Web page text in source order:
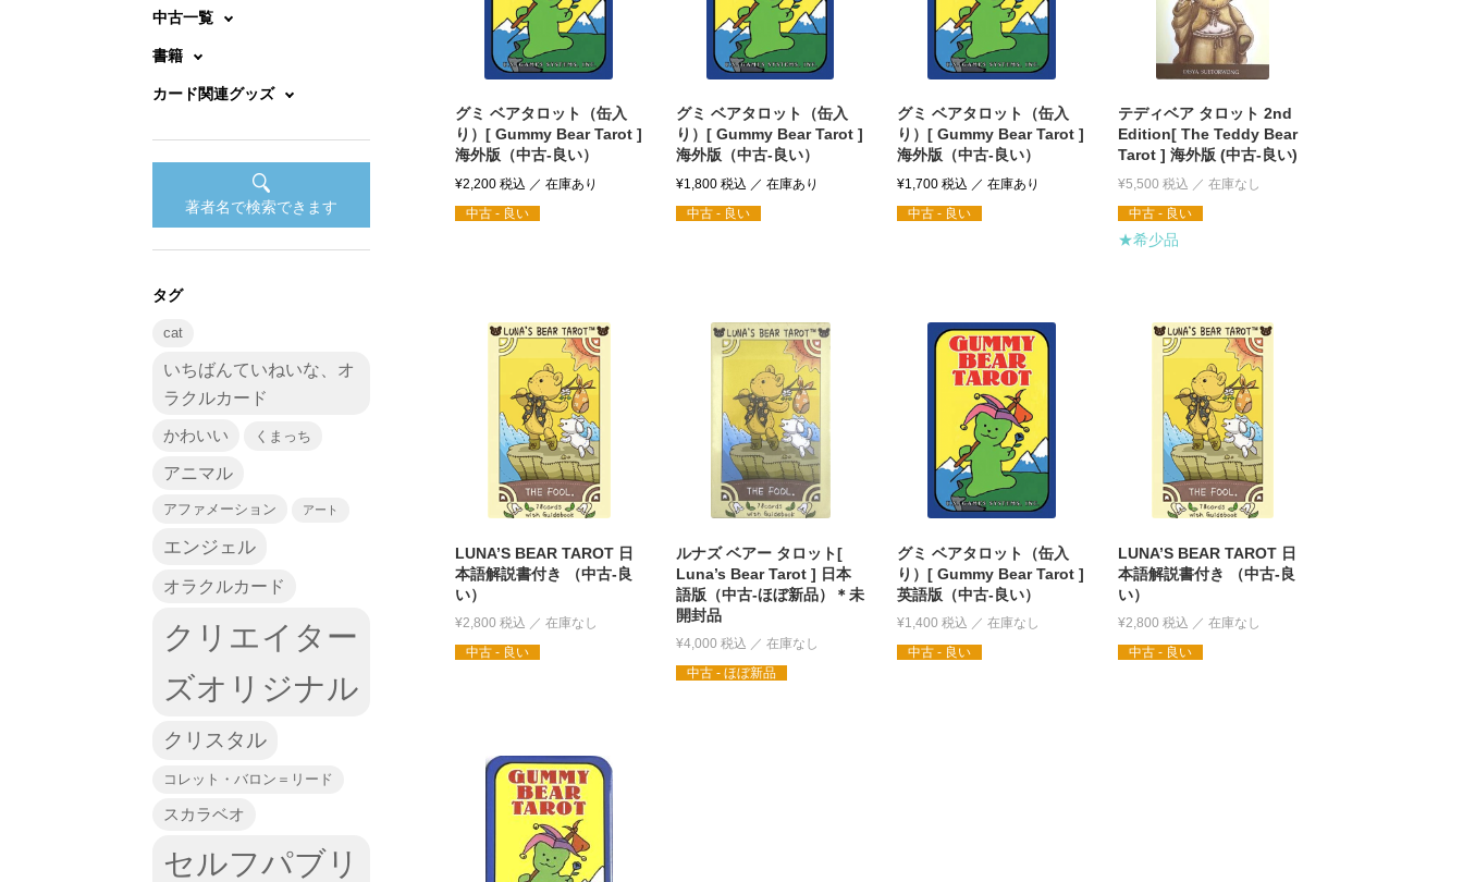
グミ ベアタロット（缶入
り）[ Gummy Bear Tarot ]
海外版（中古-良い）
¥2,200税込
中古 - 良い
グミ ベアタロット（缶入
り）[ Gummy Bear Tarot ]
海外版（中古-良い）
¥1,800税込
中古 - 良い
グミ ベアタロット（缶入
り）[ Gummy Bear Tarot ]
海外版（中古-良い）
¥1,700 税込
中古 - 良い
テディベア タロット 2nd
Edition[ The Teddy Bear
Tarot ] 海外版 (中古-良い)
¥5,500 税込
中古 - 良い
★希少品
LUNA’S BEAR TAROT 日
本語解説書付き （中古-良
い）
¥2,800 税込
中古 - 良い
ルナズ ベアー タロット[
Luna’s Bear Tarot ] 日本
語版（中古-ほぼ新品）＊未
開封品
¥4,000 税込
中古 - ほぼ新品
グミ ベアタロット（缶入
り）[ Gummy Bear Tarot ]
英語版（中古-良い）
¥1,400 税込
中古 - 良い
LUNA’S BEAR TAROT 日
本語解説書付き （中古-良
い）
¥2,800 税込
中古 - 良い
中古一覧
書籍
カード関連グッズ
著者名で検索できます
タグ
cat
いちばんていねいな、オ
ラクルカード
かわいい くまっち
アニマル
アファメーション アート
エンジェル
オラクルカード
クリエイター
ズオリジナル
クリスタル
コレット・バロン＝リード
スカラベオ
セルフパブリ